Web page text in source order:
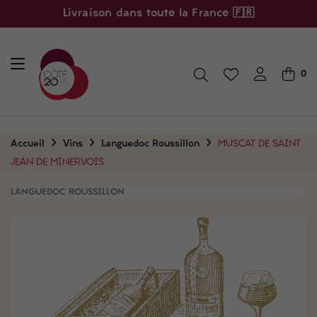
Livraison dans toute la France 🇫🇷
0
Accueil Vins Languedoc Roussillon
MUSCAT DE SAINT
JEAN DE MINERVOIS
LANGUEDOC ROUSSILLON